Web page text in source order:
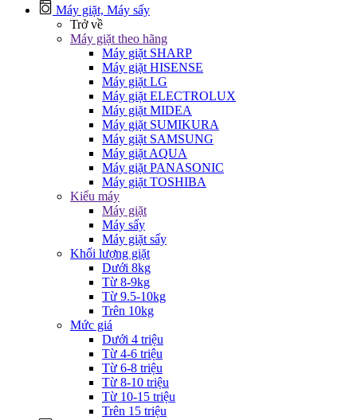
Máy giặt, Máy sấy
Trở về
Máy giặt theo hãng
Máy giặt SHARP
Máy giặt HISENSE
Máy giặt LG
Máy giặt ELECTROLUX
Máy giặt MIDEA
Máy giặt SUMIKURA
Máy giặt SAMSUNG
Máy giặt AQUA
Máy giặt PANASONIC
Máy giặt TOSHIBA
Kiểu máy
Máy giặt
Máy sấy
Máy giặt sấy
Khối lượng giặt
Dưới 8kg
Từ 8-9kg
Từ 9.5-10kg
Trên 10kg
Mức giá
Dưới 4 triệu
Từ 4-6 triệu
Từ 6-8 triệu
Từ 8-10 triệu
Từ 10-15 triệu
Trên 15 triệu